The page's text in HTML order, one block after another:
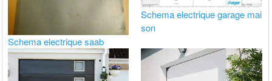
Schema electrique saab
Schema electrique garage mai
son